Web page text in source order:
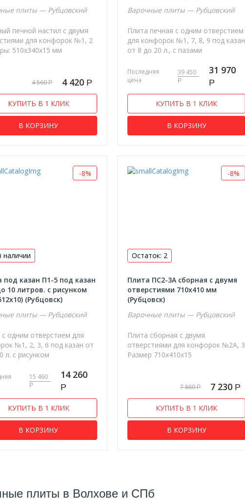
плиты — Рубцовский
печной настил с двумя
для конфорок №1, 2
510х340х15 мм
4 560Р 4 420 Р
КУПИТЬ В 1 КЛИК
В КОРЗИНУ
Варочные плиты — Рубцовский
Плита печная с одним отверстием
для конфорок №1, 7, 8, 9 под казан
от 8 до 20 л., с пазами
Последняя
цена
39 450
Р
31 970
Р
КУПИТЬ В 1 КЛИК
В КОРЗИНУ
-8%
наличии
под казан П1-5 под казан
10 литров. с рисунком
(Рубцовск)
плиты — Рубцовский
с одним отверстием для
№1, 2, 3, 6 под казан от
л. с рисунком
15 460
Р
14 260
Р
КУПИТЬ В 1 КЛИК
В КОРЗИНУ
-8%
Остаток: 2
Плита ПС2-3А сборная с двумя
отверстиями 710х410 мм
(Рубцовск)
Варочные плиты — Рубцовский
Плита сборная с двумя
отверстиями для конфорок №2А, 3
Размер 710х410х15
7 860Р 7 230 Р
КУПИТЬ В 1 КЛИК
В КОРЗИНУ
плиты в Волхове и СПб